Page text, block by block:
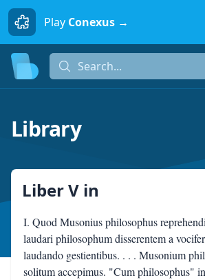
Play Conexus →
Search...
Library
Liber V in
I. Quod Musonius philosophus
laudari philosophum disserentem a
laudando gestientibus. . . . Musonium
solitum accepimus. "Cum philosophus"